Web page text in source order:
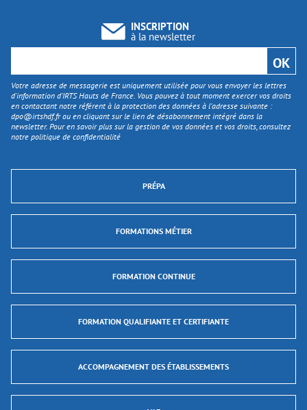
INSCRIPTION
à la newsletter
Votre adresse de messagerie est uniquement utilisée pour vous envoyer les lettres
d'information d’IRTS Hauts de France. Vous pouvez à tout moment exercer vos droits
en contactant notre référent à la protection des données à l’adresse suivante :
dpo@irtshdf.frou en cliquant sur le lien de désabonnement intégré dans la
newsletter. Pour en savoir plus sur la gestion de vos données et vos droits, consultez
notre politique de confidentialité
PRÉPA
FORMATIONS MÉTIER
FORMATION CONTINUE
FORMATION QUALIFIANTE ET CERTIFIANTE
ACCOMPAGNEMENT DES ÉTABLISSEMENTS